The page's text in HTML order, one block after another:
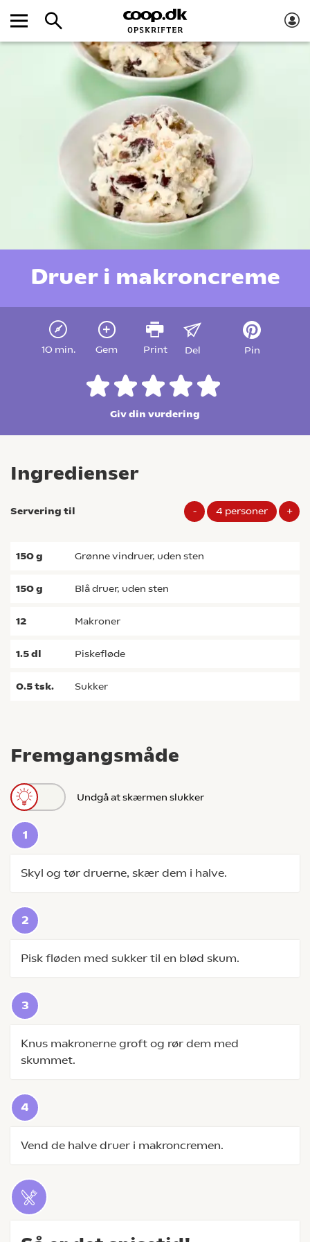
Druer i makroncreme
10 min. Gem Print Del Pin
Giv din vurdering
Fremgangsmåde
Undgå at skærmen slukker
Skyl og tør druerne, skær dem i halve.
Pisk fløden med sukker til en blød skum.
Knus makronerne groft og rør dem med
skummet.
Vend de halve druer i makroncremen.
Ingredienser
Servering til - 4 personer +
150g grønne vindruer, uden sten
150g blå druer, uden sten
12 makroner
1.5dl piskefløde
0.5tsk. sukker